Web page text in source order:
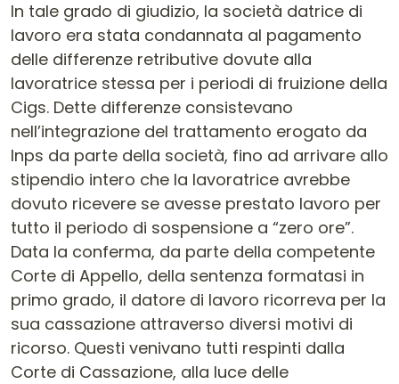
In tale grado di giudizio, la società datrice di
lavoro era stata condannata al pagamento
delle differenze retributive dovute alla
lavoratrice stessa per i periodi di fruizione della
Cigs. Dette differenze consistevano
nell’integrazione del trattamento erogato da
Inps da parte della società, fino ad arrivare allo
stipendio intero che la lavoratrice avrebbe
dovuto ricevere se avesse prestato lavoro per
tutto il periodo di sospensione a “zero ore”.
Data la conferma, da parte della competente
Corte di Appello, della sentenza formatasi in
primo grado, il datore di lavoro ricorreva per la
sua cassazione attraverso diversi motivi di
ricorso. Questi venivano tutti respinti dalla
Corte di Cassazione, alla luce delle